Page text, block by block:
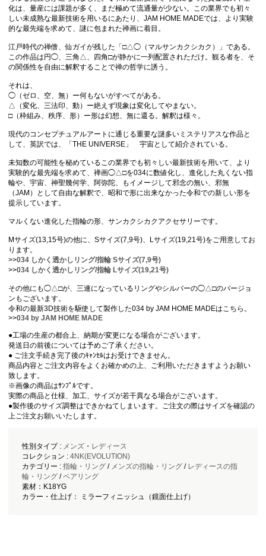
化は、量産には課題が多く、まだ極めて流通量が少ない。この業界でも初々
しい未成熟な最新技術を用いるにあたり、JAM HOME MADEでは、より実験
的な最先端を求めて、謎に包まれた禅画に着目。
江戸時代の禅僧、仙ガイが残した「□△◯（マルサンカクシカク）」である。
この作品は円◯、三角△、四角□が静かに一列配置されただけ。観る者を、そ
の関係性を自由に解釈することで禅の哲学に誘う。
それは、
◯（ゼロ、空、無）ー何もないがすべてがある。
△（変化、三法印、動）ー絶えず現象は変化してやまない。
□（枠組み、秩序、形）ー形は幻想、無に還る。解釈は様々。
現代のコンセプチュアルアートに通じる重要な謎多いミステリアスな作品と
して、英訳では、「THE UNIVERSE」 宇宙として紹介されている。
未知数の可能性を秘めているこの業界でも初々しい最新技術を用いて、より
実験的な最先端を求めて、禅画◯△□を034に数値化し、進化した丸くない指
輪や、宇宙、神聖幾何学、阿弥陀、もイメージして邪念の無い、邪無
（JAM）として自由な解釈で、昭和で形に出来なかった令和での新しい形を
提示しています。
マルくない進化した指輪の形、サンカクシカクアクセサリーです。
Mサイズ(13,15号)の他に、Sサイズ(7,9号)、Lサイズ(19,21号)をご用意してお
ります。
>>034 しかく透かしリング/指輪 Sサイズ(7,9号)
>>034 しかく透かしリング/指輪 Lサイズ(19,21号)
その他にも◯△□が、三連になっているリングやシルバーの◯△□のバージョ
ンもございます。
令和の最新3D技術を駆使して製作した034 by JAM HOME MADEはこちら。
>>034 by JAM HOME MADE
●工場の生産の都合上、納期が変更になる場合がございます。
発送日の前後については予めご了承ください。
● ご注文手続き完了後のｷｬﾝｾﾙはお受けできません。
商品内容とご注文内容をよくお確かめの上、ご利用いただきますようお願い
致します。
※画像の商品はｻﾝﾌﾟﾙです。
実際の商品と仕様、加工、サイズが若干異なる場合がございます。
●製作後のサイズ調整はできかねてしまいます。ご注文の際はサイズを確認の
上ご注文お願いいたします。
性別タイプ : メンズ・ レディース
コレクション : 4NK(EVOLUTION)
カテゴリー : 指輪・リング/ メンズの指輪・リング/ レディースの指
輪・リング/ペアリング
素材：K18YG
カラー・仕上げ： ミラーフィニッシュ（鏡面仕上げ）